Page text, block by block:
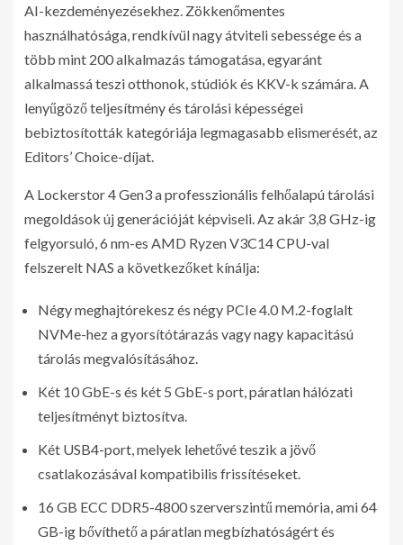
AI-kezdeményezésekhez. Zökkenőmentes
használhatósága, rendkívül nagy átviteli sebessége és a
több mint 200 alkalmazás támogatása, egyaránt
alkalmassá teszi otthonok, stúdiók és KKV-k számára. A
lenyűgöző teljesítmény és tárolási képességei
bebiztosították kategóriája legmagasabb elismerését, az
Editors’ Choice-díjat.
A Lockerstor 4 Gen3 a professzionális felhőalapú tárolási
megoldások új generációját képviseli. Az akár 3,8 GHz-ig
felgyorsuló, 6 nm-es AMD Ryzen V3C14 CPU-val
felszerelt NAS a következőket kínálja:
Négy meghajtórekesz és négy PCIe 4.0 M.2-foglalt
NVMe-hez a gyorsítótárazás vagy nagy kapacitású
tárolás megvalósításához.
Két 10 GbE-s és két 5 GbE-s port, páratlan hálózati
teljesítményt biztosítva.
Két USB4-port, melyek lehetővé teszik a jövő
csatlakozásával kompatibilis frissítéseket.
16 GB ECC DDR5-4800 szerverszintű memória, ami 64
GB-ig bővíthető a páratlan megbízhatóságért és